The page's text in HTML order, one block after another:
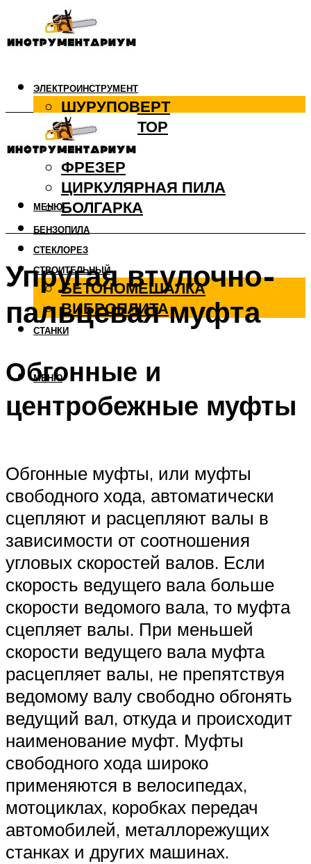
ЭЛЕКТРОИНСТРУМЕНТ
ШУРУПОВЕРТ
ПЕРФОРАТОР
ДРЕЛЬ
ФРЕЗЕР
ЦИРКУЛЯРНАЯ ПИЛА
БОЛГАРКА
БЕНЗОПИЛА
СТЕКЛОРЕЗ
СТРОИТЕЛЬНЫЙ
БЕТОНОМЕШАЛКА
ВИБРОПЛИТА
СТАНКИ
МЕНЮ
МЕНЮ
Упругая втулочно-
пальцевая муфта
Обгонные и
центробежные муфты
Обгонные муфты, или муфты
свободного хода, автоматически
сцепляют и расцепляют валы в
зависимости от соотношения
угловых скоростей валов. Если
скорость ведущего вала больше
скорости ведомого вала, то муфта
сцепляет валы. При меньшей
скорости ведущего вала муфта
расцепляет валы, не препятствуя
ведомому валу свободно обгонять
ведущий вал, откуда и происходит
наименование муфт. Муфты
свободного хода широко
применяются в велосипедах,
мотоциклах, коробках передач
автомобилей, металлорежущих
станках и других машинах.